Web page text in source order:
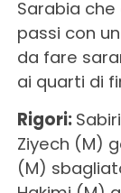
Sarabia
passi con
da fare
ai quarti di
Rigori:
Ziyech (M)
(M)